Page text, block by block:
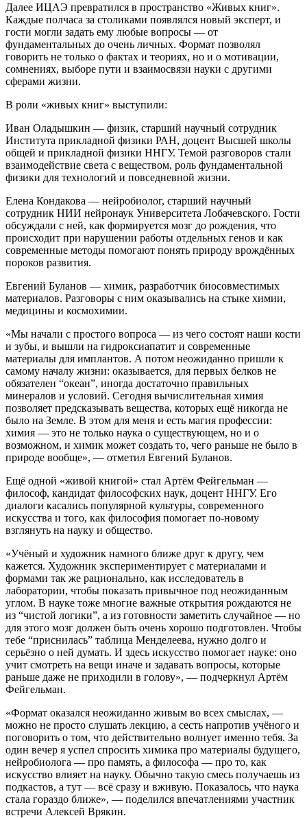
Далее ИЦАЭ превратился в пространство «Живых книг».
Каждые полчаса за столиками появлялся новый эксперт, и
гости могли задать ему любые вопросы — от
фундаментальных до очень личных. Формат позволял
говорить не только о фактах и теориях, но и о мотивации,
сомнениях, выборе пути и взаимосвязи науки с другими
сферами жизни.
В роли «живых книг» выступили:
Иван Оладышкин — физик, старший научный сотрудник
Института прикладной физики РАН, доцент Высшей школы
общей и прикладной физики ННГУ. Темой разговоров стали
взаимодействие света с веществом, роль фундаментальной
физики для технологий и повседневной жизни.
Елена Кондакова — нейробиолог, старший научный
сотрудник НИИ нейронаук Университета Лобачевского. Гости
обсуждали с ней, как формируется мозг до рождения, что
происходит при нарушении работы отдельных генов и как
современные методы помогают понять природу врождённых
пороков развития.
Евгений Буланов — химик, разработчик биосовместимых
материалов. Разговоры с ним оказывались на стыке химии,
медицины и космохимии.
«Мы начали с простого вопроса — из чего состоят наши кости
и зубы, и вышли на гидроксиапатит и современные
материалы для имплантов. А потом неожиданно пришли к
самому началу жизни: оказывается, для первых белков не
обязателен “океан”, иногда достаточно правильных
минералов и условий. Сегодня вычислительная химия
позволяет предсказывать вещества, которых ещё никогда не
было на Земле. В этом для меня и есть магия профессии:
химия — это не только наука о существующем, но и о
возможном, и химик может создать то, чего раньше не было в
природе вообще», — отметил Евгений Буланов.
Ещё одной «живой книгой» стал Артём Фейгельман —
философ, кандидат философских наук, доцент ННГУ. Его
диалоги касались популярной культуры, современного
искусства и того, как философия помогает по‑новому
взглянуть на науку и общество.
«Учёный и художник намного ближе друг к другу, чем
кажется. Художник экспериментирует с материалами и
формами так же рационально, как исследователь в
лаборатории, чтобы показать привычное под неожиданным
углом. В науке тоже многие важные открытия рождаются не
из “чистой логики”, а из готовности заметить случайное — но
для этого мозг должен быть очень хорошо подготовлен. Чтобы
тебе “приснилась” таблица Менделеева, нужно долго и
серьёзно о ней думать. И здесь искусство помогает науке: оно
учит смотреть на вещи иначе и задавать вопросы, которые
раньше даже не приходили в голову», — подчеркнул Артём
Фейгельман.
«Формат оказался неожиданно живым во всех смыслах, —
можно не просто слушать лекцию, а сесть напротив учёного и
поговорить о том, что действительно волнует именно тебя. За
один вечер я успел спросить химика про материалы будущего,
нейробиолога — про память, а философа — про то, как
искусство влияет на науку. Обычно такую смесь получаешь из
подкастов, а тут — всё сразу и вживую. Показалось, что наука
стала гораздо ближе», — поделился впечатлениями участник
встречи Алексей Врякин.